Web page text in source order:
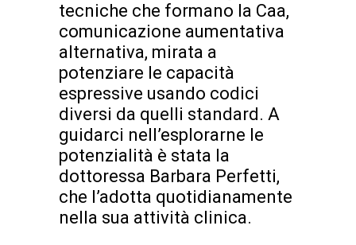
tecniche che formano la Caa,
comunicazione aumentativa
alternativa, mirata a
potenziare le capacità
espressive usando codici
diversi da quelli standard. A
guidarci nell’esplorarne le
potenzialità è stata la
dottoressa Barbara Perfetti,
che l’adotta quotidianamente
nella sua attività clinica.